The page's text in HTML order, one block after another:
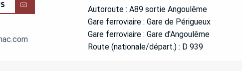
Autoroute : A89 sortie Angoulême
Gare ferroviaire : Gare de Périgueux
Gare ferroviaire : Gare d'Angoulême
Route (nationale/départ.) : D 939